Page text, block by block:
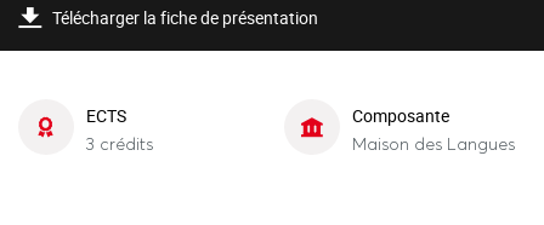
Télécharger la fiche de présentation
ECTS
3 crédits
Composante
Maison des Langues